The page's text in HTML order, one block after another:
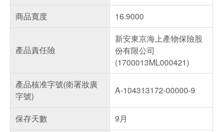
商品寬度
16.9000
產品責任險
新安東京海上產物保險股
份有限公司
(1700013ML000421)
產品核准字號(衛署妝廣
字號)
A-104313172-00000-9
保存天數 9月